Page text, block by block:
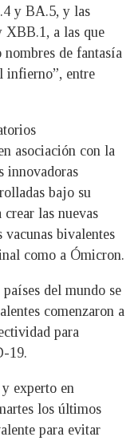
y BA.5, y las
XBB.1, a las que
de fantasía
infierno”, entre
asociación con la
innovadoras
bajo su
las nuevas
vacunas bivalentes
como a Ómicron.
del mundo se
comenzaron a
para
19.
experto en
los últimos
para evitar